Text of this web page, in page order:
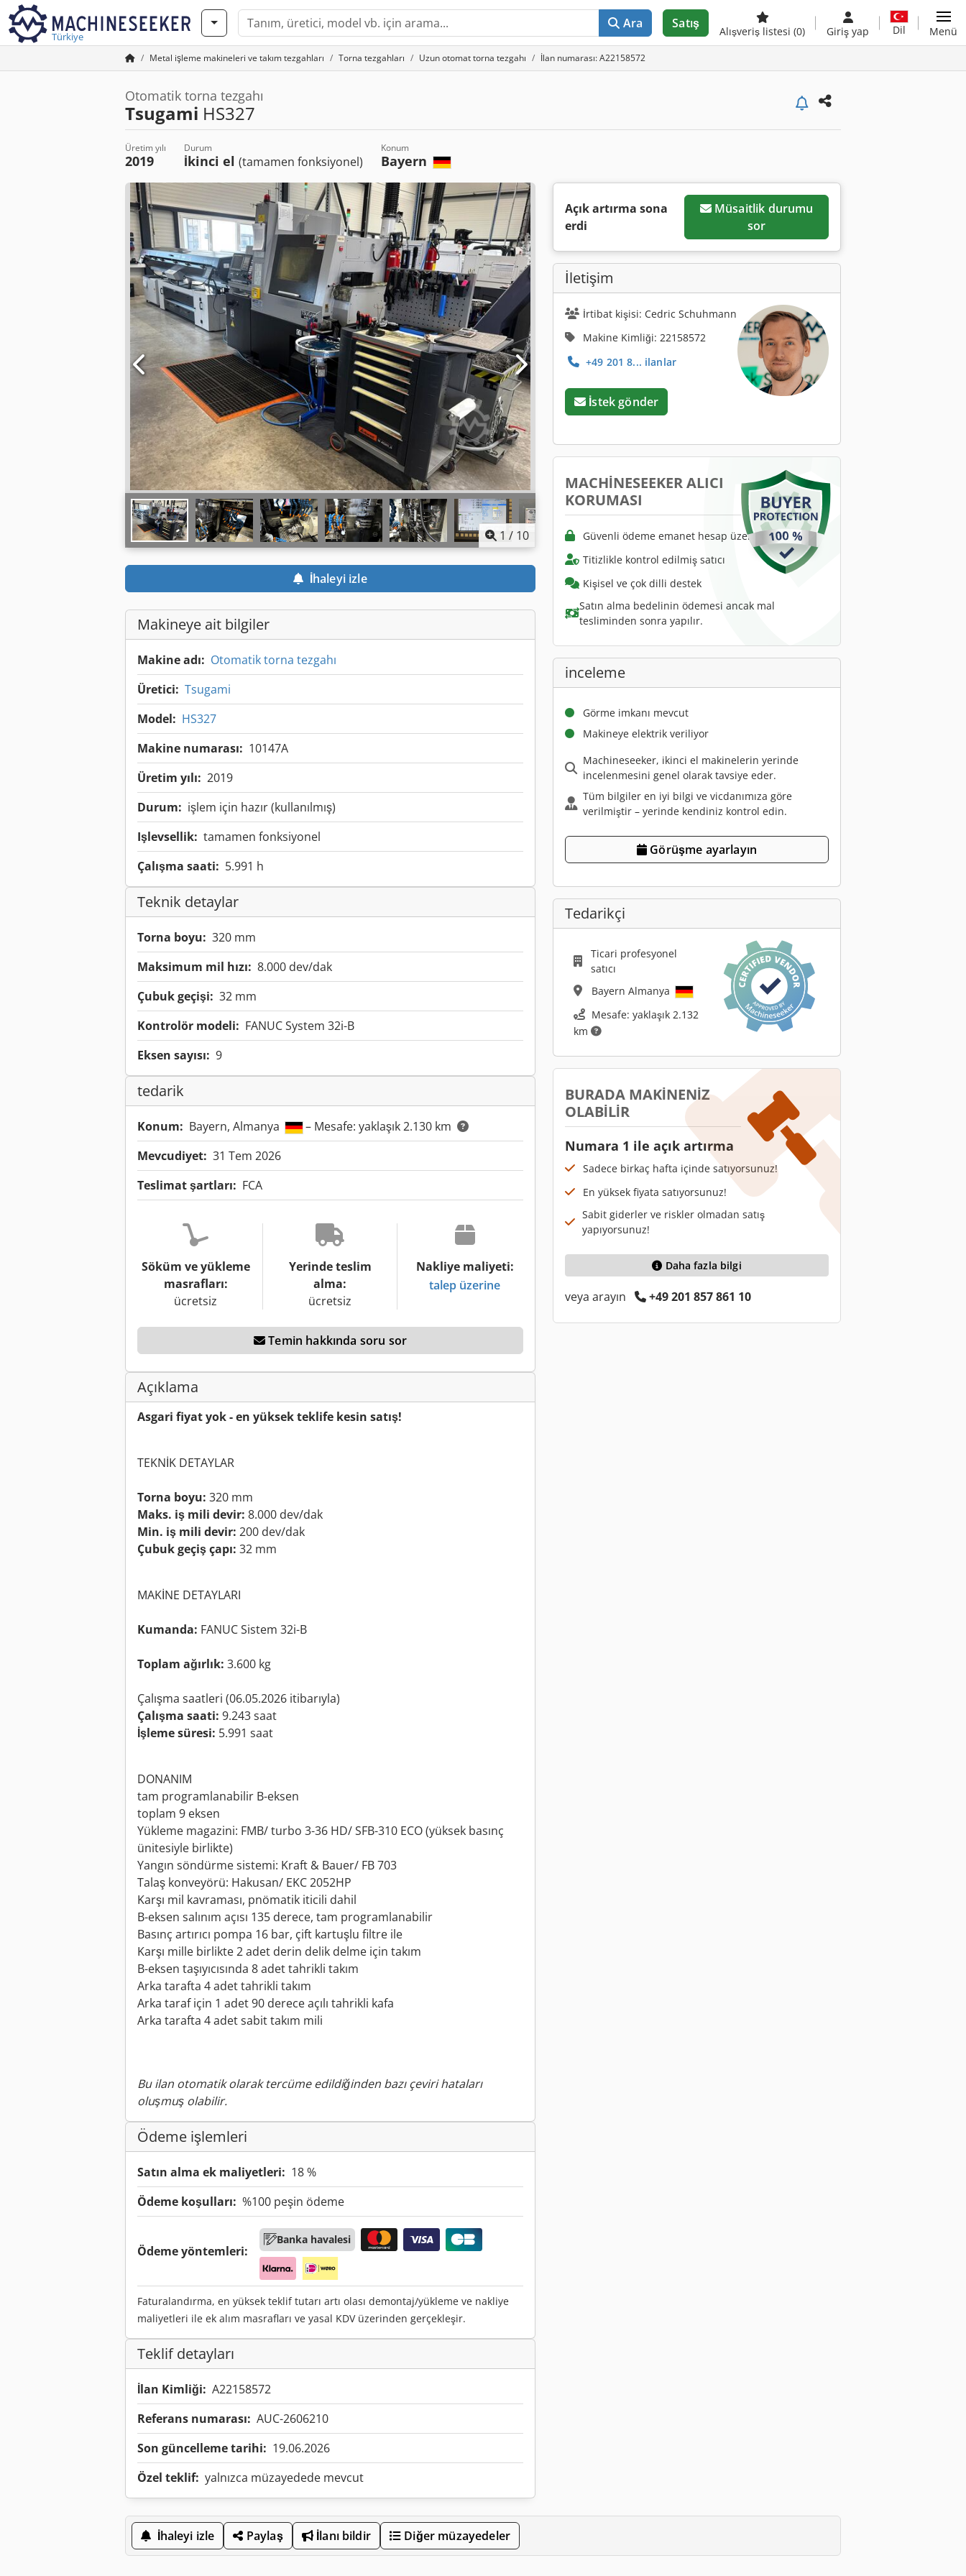
Türkiye
Ara Satış
Alışveriş listesi (0) Giriş yap Dil Menü
Metal işleme makineleri ve takım tezgahları Torna tezgahları Uzun otomat torna tezgahı İlan numarası: A22158572
Otomatik torna tezgahı
Tsugami HS327
Üretim yılı
2019
Durum
İkinci el (tamamen fonksiyonel)
Konum
Bayern
1 / 10
İhaleyi izle
Makineye ait bilgiler
Makine adı: Otomatik torna tezgahı
Üretici: Tsugami
Model: HS327
Makine numarası: 10147A
Üretim yılı: 2019
Durum: işlem için hazır (kullanılmış)
Işlevsellik: tamamen fonksiyonel
Çalışma saati: 5.991 h
Teknik detaylar
Torna boyu: 320 mm
Maksimum mil hızı: 8.000 dev/dak
Çubuk geçişi: 32 mm
Kontrolör modeli: FANUC System 32i-B
Eksen sayısı: 9
tedarik
Konum: Bayern, Almanya
– Mesafe: yaklaşık 2.130 km
Mevcudiyet: 31 Tem 2026
Teslimat şartları: FCA
Söküm ve yükleme
masrafları:
ücretsiz
Yerinde teslim
alma:
ücretsiz
Nakliye maliyeti:
talep üzerine
Temin hakkında soru sor
Açıklama
Asgari fiyat yok - en yüksek teklife kesin satış!
TEKNİK DETAYLAR
Torna boyu: 320 mm
Maks. iş mili devir: 8.000 dev/dak
Min. iş mili devir: 200 dev/dak
Çubuk geçiş çapı: 32 mm
MAKİNE DETAYLARI
Kumanda: FANUC Sistem 32i-B
Toplam ağırlık: 3.600 kg
Çalışma saatleri (06.05.2026 itibarıyla)
Çalışma saati: 9.243 saat
İşleme süresi: 5.991 saat
DONANIM
tam programlanabilir B-eksen
toplam 9 eksen
Yükleme magazini: FMB/ turbo 3-36 HD/ SFB-310 ECO (yüksek basınç
ünitesiyle birlikte)
Yangın söndürme sistemi: Kraft & Bauer/ FB 703
Talaş konveyörü: Hakusan/ EKC 2052HP
Karşı mil kavraması, pnömatik iticili dahil
B-eksen salınım açısı 135 derece, tam programlanabilir
Basınç artırıcı pompa 16 bar, çift kartuşlu filtre ile
Karşı mille birlikte 2 adet derin delik delme için takım
B-eksen taşıyıcısında 8 adet tahrikli takım
Arka tarafta 4 adet tahrikli takım
Arka taraf için 1 adet 90 derece açılı tahrikli kafa
Arka tarafta 4 adet sabit takım mili
Bu ilan otomatik olarak tercüme edildiğinden bazı çeviri hataları
oluşmuş olabilir.
Ödeme işlemleri
Satın alma ek maliyetleri: 18 %
Ödeme koşulları: %100 peşin ödeme
Ödeme yöntemleri:
Banka havalesi
Faturalandırma, en yüksek teklif tutarı artı olası demontaj/yükleme ve nakliye
maliyetleri ile ek alım masrafları ve yasal KDV üzerinden gerçekleşir.
Teklif detayları
İlan Kimliği: A22158572
Referans numarası: AUC-2606210
Son güncelleme tarihi: 19.06.2026
Özel teklif: yalnızca müzayedede mevcut
Açık artırma sona
erdi
Müsaitlik durumu
sor
İletişim
İrtibat kişisi: Cedric Schuhmann
Makine Kimliği: 22158572
+49 201 8... ilanlar
İstek gönder
MACHINESEEKER ALICI
KORUMASI
Güvenli ödeme emanet hesap üzerinden
Titizlikle kontrol edilmiş satıcı
Kişisel ve çok dilli destek
Satın alma bedelinin ödemesi ancak mal
tesliminden sonra yapılır.
inceleme
Görme imkanı mevcut
Makineye elektrik veriliyor
Machineseeker, ikinci el makinelerin yerinde
incelenmesini genel olarak tavsiye eder.
Tüm bilgiler en iyi bilgi ve vicdanımıza göre
verilmiştir – yerinde kendiniz kontrol edin.
Görüşme ayarlayın
Tedarikçi
Ticari profesyonel
satıcı
Bayern Almanya
Mesafe: yaklaşık 2.132
km
BURADA MAKINENIZ
OLABILIR
Numara 1 ile açık artırma
Sadece birkaç hafta içinde satıyorsunuz!
En yüksek fiyata satıyorsunuz!
Sabit giderler ve riskler olmadan satış
yapıyorsunuz!
Daha fazla bilgi
veya arayın +49 201 857 861 10
İhaleyi izle Paylaş İlanı bildir Diğer müzayedeler